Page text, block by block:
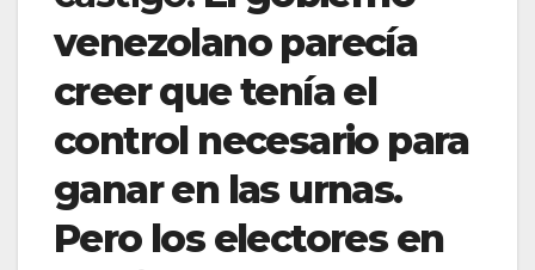
venezolano parecía
creer que tenía el
control necesario para
ganar en las urnas.
Pero los electores en